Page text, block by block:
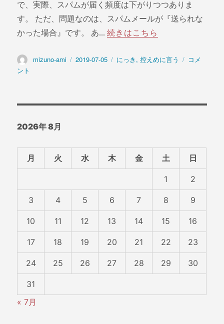
で、実際、スパムが届く頻度は下がりつつありま
す。 ただ、問題なのは、スパムメールが『送られな
かった場合』です。 あ...続きはこちら
投
mizuno-ami
投
2019-07-05
カ
ー
にっき ,控えめに言う
ス
撃
コメ
ント
2026年 8月
月 火 水 木 金 土 日
1 2
3 4 5 6 7 8 9
10 11 12 13 14 15 16
17 18 19 20 21 22 23
24 25 26 27 28 29 30
31
« 7月